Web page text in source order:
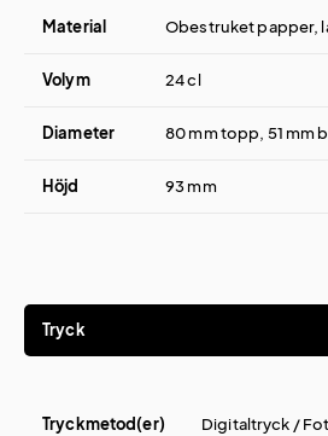
Material Obestruket papper,
Volym 24 cl
Diameter 80 mm topp, 51 mm
Höjd 93 mm
Tryck
Tryckmetod(er) Digitaltryck /